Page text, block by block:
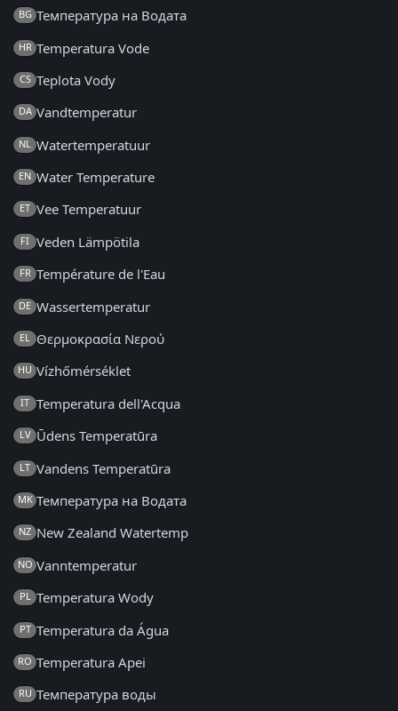
BG Температура на Водата
HR Temperatura Vode
CS Teplota Vody
DA Vandtemperatur
NL Watertemperatuur
EN Water Temperature
ET Vee Temperatuur
FI Veden Lämpötila
FR Température de l'Eau
DE Wassertemperatur
EL Θερμοκρασία Νερού
HU Vízhőmérséklet
IT Temperatura dell'Acqua
LV Ūdens Temperatūra
LT Vandens Temperatūra
MK Температура на Водата
NZ New Zealand Watertemp
NO Vanntemperatur
PL Temperatura Wody
PT Temperatura da Água
RO Temperatura Apei
RU Температура воды